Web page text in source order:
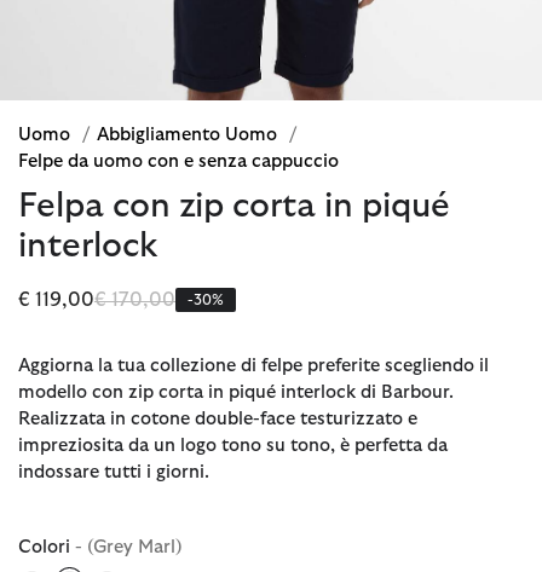
Uomo / Abbigliamento Uomo
/
Felpe da uomo con e senza cappuccio
Felpa con zip corta in piqué
interlock
€ 119,00Prezzo ridotto da
€ 170,00a -30%
Aggiorna la tua collezione di felpe preferite scegliendo il
modello con zip corta in piqué interlock di Barbour.
Realizzata in cotone double-face testurizzato e
impreziosita da un logo tono su tono, è perfetta da
indossare tutti i giorni.
Colori - (Grey Marl)